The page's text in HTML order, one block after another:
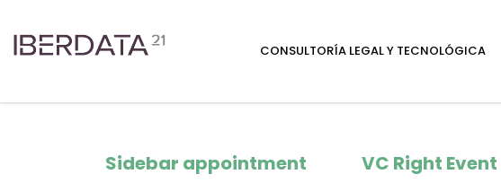
CONSULTORÍA LEGAL Y TECNOLÓGICA
Sidebar appointment VC Right